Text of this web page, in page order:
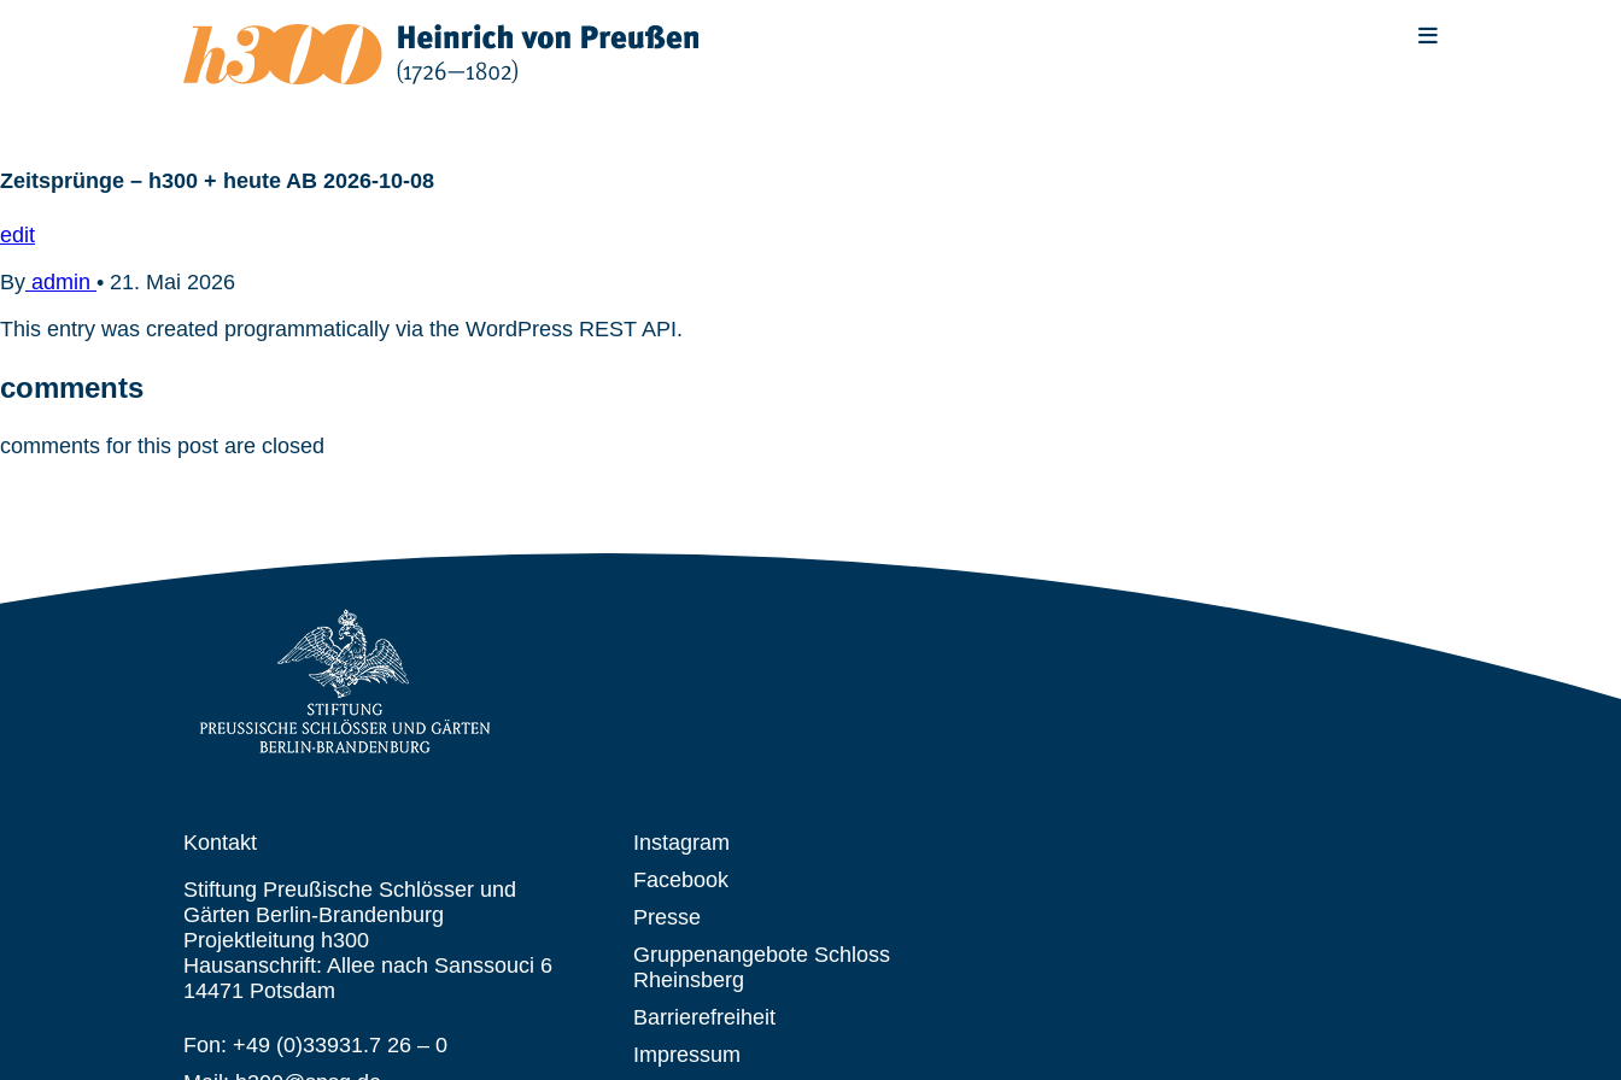
Zeitsprünge – h300 + heute AB 2026-10-08
edit
By admin • 21. Mai 2026
This entry was created programmatically via the WordPress REST API.
comments
comments for this post are closed
Kontakt
Stiftung Preußische Schlösser und
Gärten Berlin-Brandenburg
Projektleitung h300
Hausanschrift: Allee nach Sanssouci 6
14471 Potsdam
Fon: +49 (0)33931.7 26 – 0
Instagram
Facebook
Presse
Gruppenangebote Schloss
Rheinsberg
Barrierefreiheit
Impressum